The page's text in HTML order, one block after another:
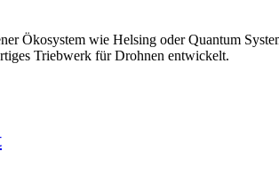
Ökosystem wie Helsing oder Quantum
Triebwerk für Drohnen entwickelt.